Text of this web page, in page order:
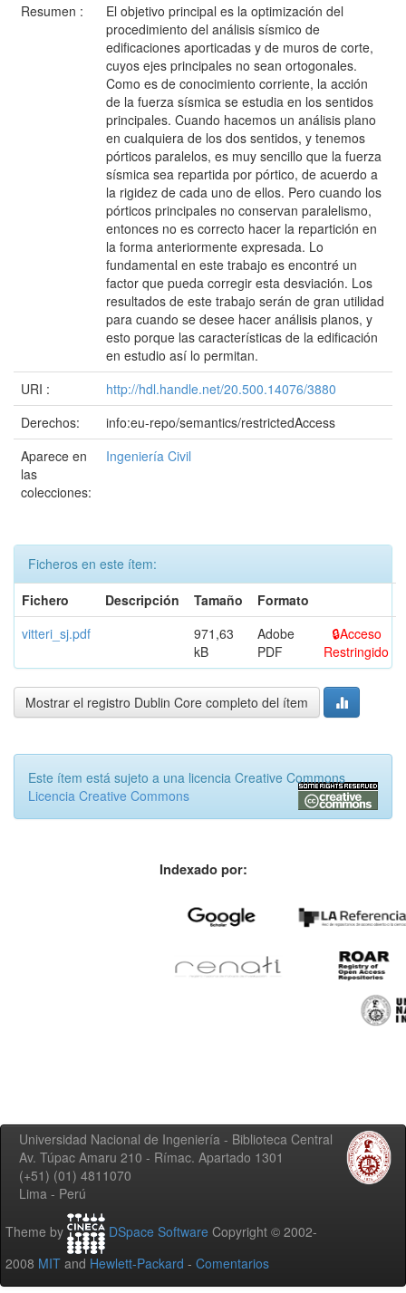
Resumen :
El objetivo principal es la optimización del
procedimiento del análisis sísmico de
edificaciones aporticadas y de muros de corte,
cuyos ejes principales no sean ortogonales.
Como es de conocimiento corriente, la acción
de la fuerza sísmica se estudia en los sentidos
principales. Cuando hacemos un análisis plano
en cualquiera de los dos sentidos, y tenemos
pórticos paralelos, es muy sencillo que la fuerza
sísmica sea repartida por pórtico, de acuerdo a
la rigidez de cada uno de ellos. Pero cuando los
pórticos principales no conservan paralelismo,
entonces no es correcto hacer la repartición en
la forma anteriormente expresada. Lo
fundamental en este trabajo es encontré un
factor que pueda corregir esta desviación. Los
resultados de este trabajo serán de gran utilidad
para cuando se desee hacer análisis planos, y
esto porque las características de la edificación
en estudio así lo permitan.
URI :
http://hdl.handle.net/20.500.14076/3880
Derechos:
info:eu-repo/semantics/restrictedAccess
Aparece en
las
colecciones:
Ingeniería Civil
Ficheros en este ítem:
Fichero
Descripción Tamaño
Formato
vitteri_sj.pdf
971,63
kB
Adobe
PDF
Acceso
Restringido
Mostrar el registro Dublin Core completo del ítem
Este ítem está sujeto a una licencia Creative Commons
Licencia Creative Commons
Indexado por:
Universidad Nacional de Ingeniería - Biblioteca Central
Av. Túpac Amaru 210 - Rímac. Apartado 1301
(+51) (01) 4811070
Lima - Perú
Theme by DSpace Software Copyright © 2002-
2008 MIT and Hewlett-Packard - Comentarios